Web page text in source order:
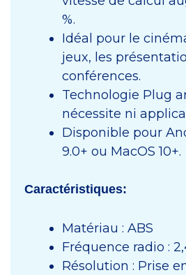
%.
Idéal pour le
jeux, les
conférences.
Technologie Plug
nécessite ni
Disponible pour
9.0+ ou MacOS 10+.
Caractéristiques:
Matériau : ABS
Fréquence radio :
Résolution : Prise